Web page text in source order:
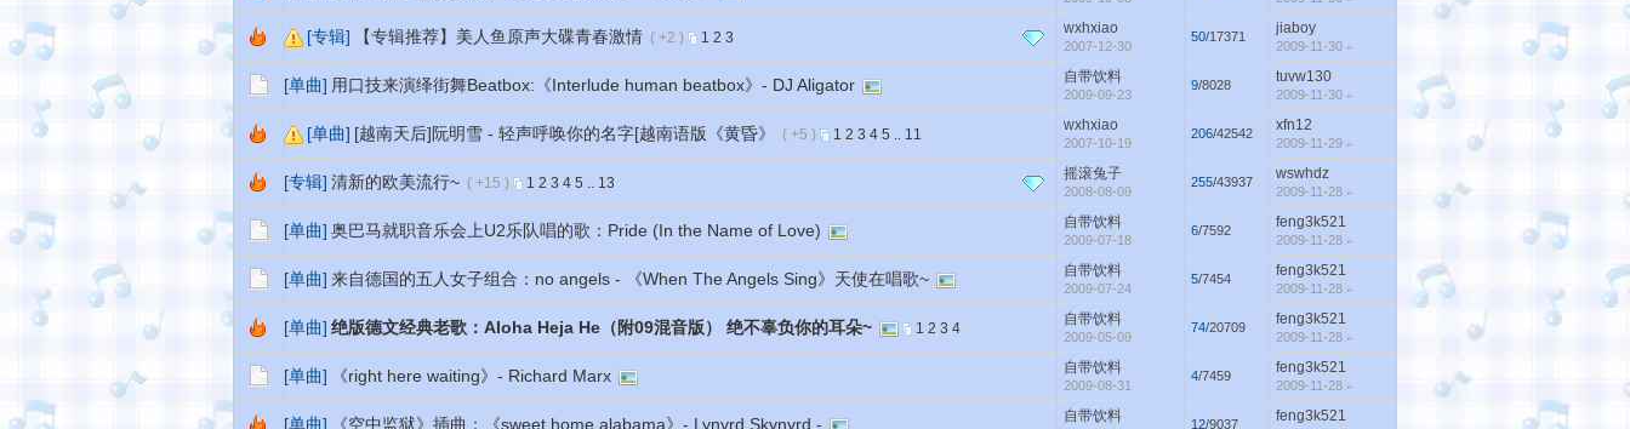
[专辑] 【专辑推荐】美人鱼原声大碟青春激情 ( +2 ) 1 2 3
wxhxiao
2007-12-30
50/17371 jiaboy
2009-11-30 »
[单曲] 用口技来演绎街舞Beatbox:《Interlude human beatbox》- DJ Aligator 自带饮料
2009-09-23
9/8028 tuvw130
2009-11-30 »
[单曲] [越南天后]阮明雪 - 轻声呼唤你的名字[越南语版《黄昏》 ( +5 ) 1 2 3 4 5 .. 11
wxhxiao
2007-10-19
206/42542 xfn12
2009-11-29 »
[专辑] 清新的欧美流行~ ( +15 ) 1 2 3 4 5 .. 13
摇滚兔子
2008-08-09
255/43937 wswhdz
2009-11-28 »
[单曲] 奥巴马就职音乐会上U2乐队唱的歌：Pride (In the Name of Love) 自带饮料
2009-07-18
6/7592 feng3k521
2009-11-28 »
[单曲] 来自德国的五人女子组合：no angels - 《When The Angels Sing》天使在唱歌~ 自带饮料
2009-07-24
5/7454 feng3k521
2009-11-28 »
[单曲] 绝版德文经典老歌：Aloha Heja He（附09混音版） 绝不辜负你的耳朵~ 1 2 3 4
自带饮料
2009-05-09
74/20709 feng3k521
2009-11-28 »
[单曲] 《right here waiting》- Richard Marx 自带饮料
2009-08-31
4/7459 feng3k521
2009-11-28 »
[单曲] 《空中监狱》插曲：《sweet home alabama》- Lynyrd Skynyrd - 自带饮料 12/9037 feng3k521